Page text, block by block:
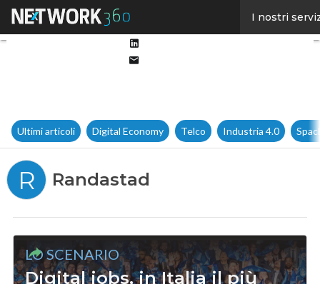
I nostri
Ultimi articoli Digital Economy Telco Industria 4.0
R Randastad
LO SCENARIO
Digital jobs, in Italia il più